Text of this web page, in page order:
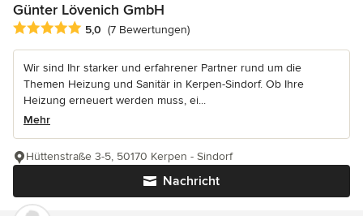
Günter Lövenich GmbH
Durchschnittliche Bewertung: 5 von 5 Sternen
5,0 (7 Bewertungen)
Wir sind Ihr starker und erfahrener Partner rund um die
Themen Heizung und Sanitär in Kerpen-Sindorf. Ob Ihre
Heizung erneuert werden muss, ei...
Mehr
Nachricht
Hüttenstraße 3-5, 50170 Kerpen - Sindorf